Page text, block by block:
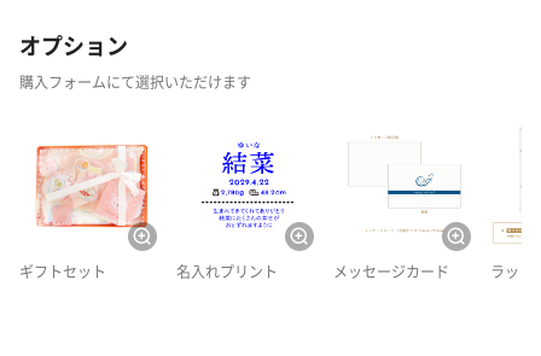
オプション
購入フォームにて選択いただけます
ギフトセット 名入れプリント メッセージカード ラッピ